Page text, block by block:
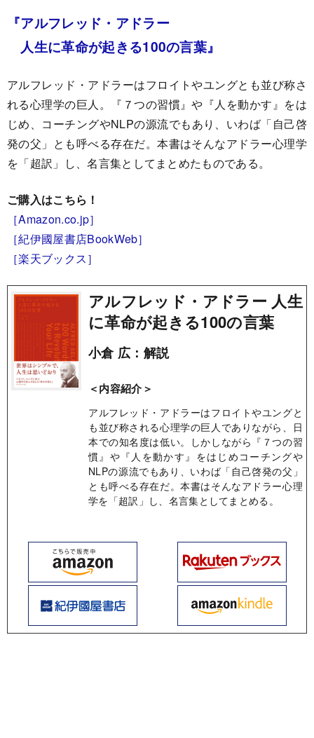
『アルフレッド・アドラー
人生に革命が起きる100の言葉』
アルフレッド・アドラーはフロイトやユングとも並び称さ
れる心理学の巨人。『７つの習慣』や『人を動かす』をは
じめ、コーチングやNLPの源流でもあり、いわば「自己啓
発の父」とも呼べる存在だ。本書はそんなアドラー心理学
を「超訳」し、名言集としてまとめたものである。
ご購入はこちら！
［Amazon.co.jp］
［紀伊國屋書店BookWeb］
［楽天ブックス］
アルフレッド・アドラー 人生
に革命が起きる100の言葉
小倉 広：解説
＜内容紹介＞
アルフレッド・アドラーはフロイトやユングと
も並び称される心理学の巨人でありながら、日
本での知名度は低い。しかしながら『７つの習
慣』や『人を動かす』をはじめコーチングや
NLPの源流でもあり、いわば「自己啓発の父」
とも呼べる存在だ。本書はそんなアドラー心理
学を「超訳」し、名言集としてまとめる。